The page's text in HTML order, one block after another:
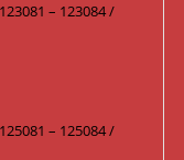
– 123084 /
– 125084 /